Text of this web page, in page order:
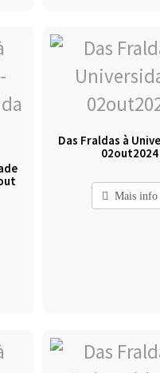
Das Fraldas à
02out2024
Mais info